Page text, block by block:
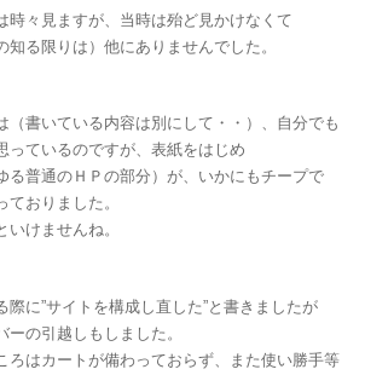
時々見ますが、当時は殆ど見かけなくて
知る限りは）他にありませんでした。
（書いている内容は別にして・・）、自分でも
っているのですが、表紙をはじめ
る普通のＨＰの部分）が、いかにもチープで
おりました。
けませんね。
際に”サイトを構成し直した”と書きましたが
の引越しもしました。
ろはカートが備わっておらず、また使い勝手等